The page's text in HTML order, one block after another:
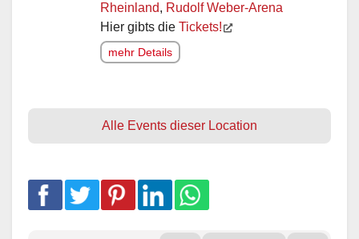
Rheinland, Rudolf Weber-Arena
Hier gibts die Tickets!
mehr Details
Alle Events dieser Location